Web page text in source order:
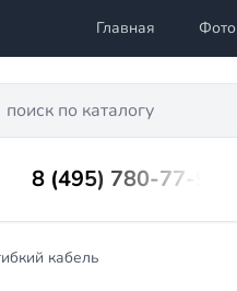
Главная Фото
8 (495) 780-77-98
кабель